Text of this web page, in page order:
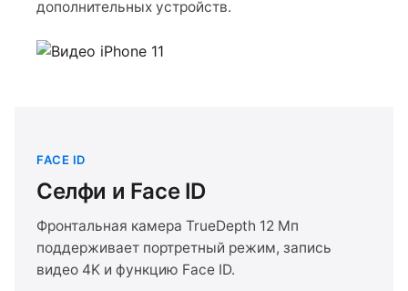
дополнительных устройств.
FACE ID
Селфи и Face ID
Фронтальная камера TrueDepth 12 Мп
поддерживает портретный режим, запись
видео 4K и функцию Face ID.